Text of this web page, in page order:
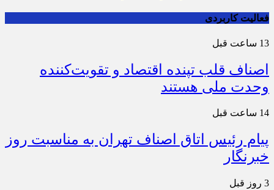
فعالیت کاربردی
13 ساعت قبل
اصناف قلب تپنده اقتصاد و تقویت‌کننده
وحدت ملی هستند
14 ساعت قبل
پیام رئیس اتاق اصناف تهران به مناسبت روز
خبرنگار
3 روز قبل